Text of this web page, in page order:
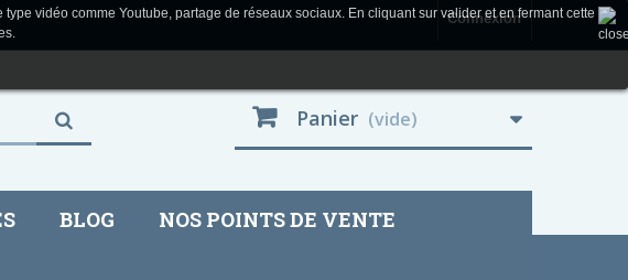
Connexion
Panier (vide)
BLOG NOS POINTS DE VENTE
vidéo comme Youtube, partage de réseaux sociaux. En cliquant sur valider et en fermant cette